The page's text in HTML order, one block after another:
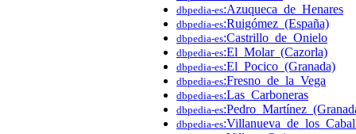
dbpedia-es:Azuqueca_de_Henares
dbpedia-es:Ruigómez_(España)
dbpedia-es:Castrillo_de_Onielo
dbpedia-es:El_Molar_(Cazorla)
dbpedia-es:El_Pocico_(Granada)
dbpedia-es:Fresno_de_la_Vega
dbpedia-es:Las_Carboneras
dbpedia-es
dbpedia-es